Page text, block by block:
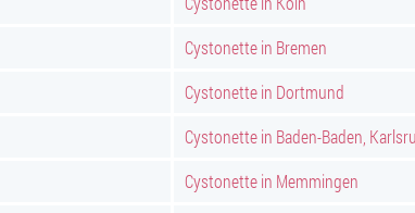
Cystonette in Bremen
Cystonette in Dortmund
Cystonette in Baden-Baden,
Cystonette in Memmingen